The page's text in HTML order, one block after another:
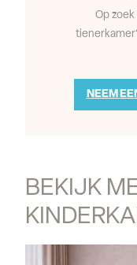
Op
NEEM
BEKIJK